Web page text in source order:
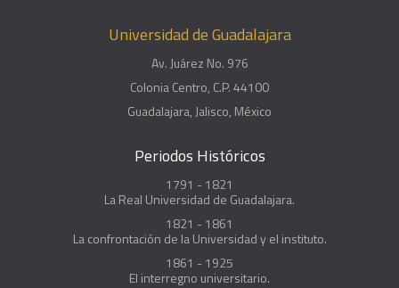
Universidad de Guadalajara
Av. Juárez No. 976
Colonia Centro, C.P. 44100
Guadalajara, Jalisco, México
Periodos Históricos
1791 - 1821
La Real Universidad de Guadalajara.
1821 - 1861
La confrontación de la Universidad y el instituto.
1861 - 1925
El interregno universitario.